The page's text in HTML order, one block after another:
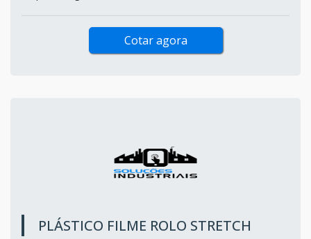
Cotar agora
PLÁSTICO FILME ROLO STRETCH